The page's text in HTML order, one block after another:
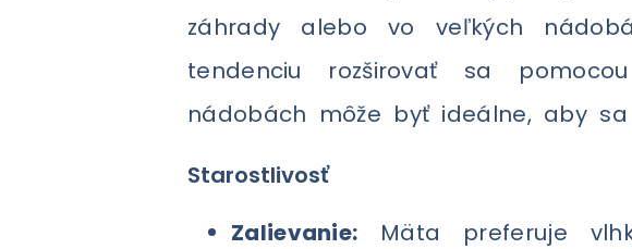
záhrady alebo vo veľkých
tendenciu rozširovať sa
nádobách môže byť ideálne, aby
Starostlivosť
Zalievanie: Mäta preferuje